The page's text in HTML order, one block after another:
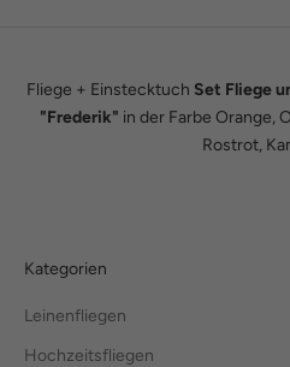
Fliege + Einstecktuch Set Fliege
"Frederik" in der Farbe Orange,
Rostrot,
Kategorien
Leinenfliegen
Hochzeitsfliegen